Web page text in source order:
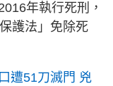
年執行死刑，
護法」免除死
遭51刀滅門 兇